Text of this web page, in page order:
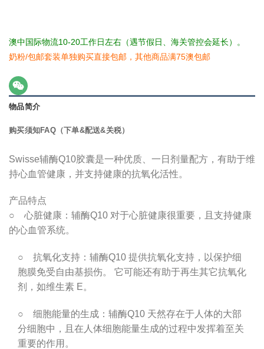
澳中国际物流10-20工作日左右（遇节假日、海关管控会延长）。
奶粉/包邮套装单独购买直接包邮，其他商品满75澳包邮
物品简介
购买须知FAQ（下单&配送&关税）
Swisse辅酶Q10胶囊是一种优质、一日剂量配方，有助于维
持心血管健康，并支持健康的抗氧化活性。
产品特点
○ 心脏健康：辅酶Q10 对于心脏健康很重要，且支持健康
的心血管系统。
○ 抗氧化支持：辅酶Q10 提供抗氧化支持，以保护细
胞膜免受自由基损伤。 它可能还有助于再生其它抗氧化
剂，如维生素 E。
○ 细胞能量的生成：辅酶Q10 天然存在于人体的大部
分细胞中，且在人体细胞能量生成的过程中发挥着至关
重要的作用。